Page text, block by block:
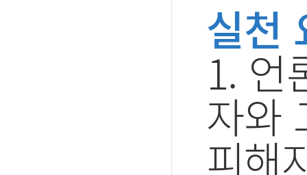
실천
1. 언
자와
피해